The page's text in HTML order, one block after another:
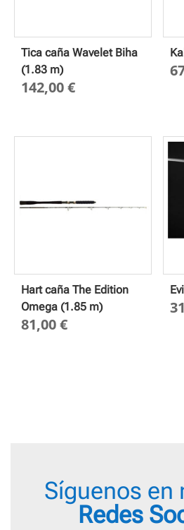
Tica caña Wavelet Biha
(1.83 m)
142,00€
Hart caña The Edition
Omega (1.85 m)
81,00€
Síguenos en
Redes